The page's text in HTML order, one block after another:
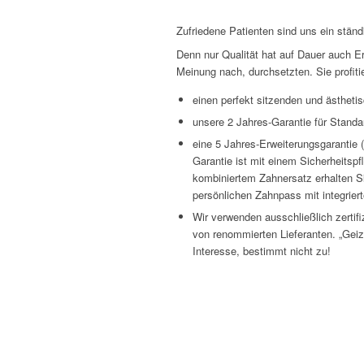
Zufriedene Patienten sind uns ein
Denn nur Qualität hat auf Dauer auch
Meinung nach, durchsetzten. Sie
einen perfekt sitzenden und
unsere 2 Jahres-Garantie für
eine 5 Jahres-Erweiterungsgarantie
Garantie ist mit einem
kombiniertem Zahnersatz erhalten
persönlichen Zahnpass mit
Wir verwenden ausschließlich
von renommierten Lieferanten.
Interesse, bestimmt nicht zu!